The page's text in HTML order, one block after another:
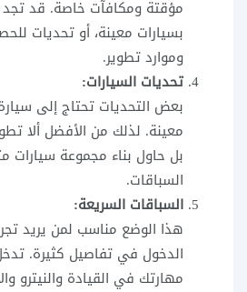
مؤقتة ومكافآت خاصة. قد
بسيارات معينة، أو تحديات
وموارد تطوير.
تحديات السيارات:
بعض التحديات تحتاج إلى
معينة. لذلك من الأفضل ألا
بل حاول بناء مجموعة سيارات
السباقات.
السباقات السريعة:
هذا الوضع مناسب لمن يريد
الدخول في تفاصيل كثيرة.
مهارتك في القيادة والنيترو